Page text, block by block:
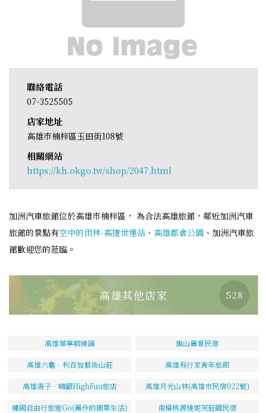
聯絡電話
07-3525505
店家地址
高雄市楠梓區玉田街108號
相關網站
https://kh.okgo.tw/shop/2047.html
加洲汽車旅館位於高雄市楠梓區， 為合法高雄旅館，鄰近加洲汽車
旅館的景點有空中的雨林-高捷世運站 、 高雄都會公園 、加洲汽車旅
館歡迎您的蒞臨。
高雄其他店家 528
高雄華寧麻辣鍋 旗山麗景民宿
高雄六龜．利百加藝術山莊 高雄飛行家青年旅館
高雄親子．嗨翻HighFun旅店 高雄月光山林(高雄市民宿022號)
韓國自由行旅遊Go(麗伶的簡單生活) 南橫桃源達妮芙莊園民宿